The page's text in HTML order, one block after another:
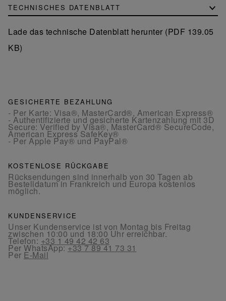
TECHNISCHES DATENBLATT
Lade das technische Datenblatt herunter (PDF 139.05
KB)
GESICHERTE BEZAHLUNG
- Per Karte: Visa®, MasterCard®, American Express®
- Authentifizierte und gesicherte Kartenzahlung mit 3D
Secure: Verified by Visa®, MasterCard® SecureCode,
American Express SafeKey®
- Per Apple Pay® und PayPal®
KOSTENLOSE RÜCKGABE
Rücksendungen sind innerhalb von 30 Tagen ab
Bestelldatum in Frankreich und Europa kostenlos
möglich.
KUNDENSERVICE
Unser Kundenservice ist von Montag bis Freitag
zwischen 10:00 und 18:00 Uhr erreichbar.
Telefon:+33 1 49 42 42 63
Per WhatsApp:+33 7 89 41 73 31
Per E-Mail